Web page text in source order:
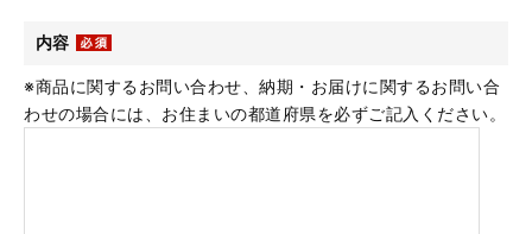
内容
※商品に関するお問い合わせ、納期・お届けに関するお問い合
わせの場合には、お住まいの都道府県を必ずご記入ください。